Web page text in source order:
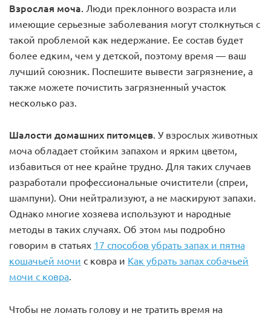
Взрослая моча. Люди преклонного возраста или
имеющие серьезные заболевания могут столкнуться с
такой проблемой как недержание. Ее состав будет
более едким, чем у детской, поэтому время — ваш
лучший союзник. Поспешите вывести загрязнение, а
также можете почистить загрязненный участок
несколько раз.
Шалости домашних питомцев. У взрослых животных
моча обладает стойким запахом и ярким цветом,
избавиться от нее крайне трудно. Для таких случаев
разработали профессиональные очистители (спреи,
шампуни). Они нейтрализуют, а не маскируют запахи.
Однако многие хозяева используют и народные
методы в таких случаях. Об этом мы подробно
говорим в статьях 17 способов убрать запах и пятна
кошачьей мочи с ковра и Как убрать запах собачьей
мочи с ковра.
Чтобы не ломать голову и не тратить время на